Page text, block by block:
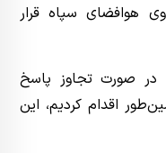
هوافضای سپاه قرار
در صورت تجاوز پاسخ
اقدام کردیم، این